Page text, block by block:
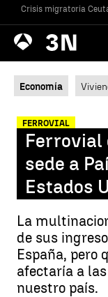
Crisis migratoria
Antena
3 Noticias
Economía
FERROVIAL
Ferrovial
sede a
Estados
La
de sus
España, pero
afectaría a
nuestro país.